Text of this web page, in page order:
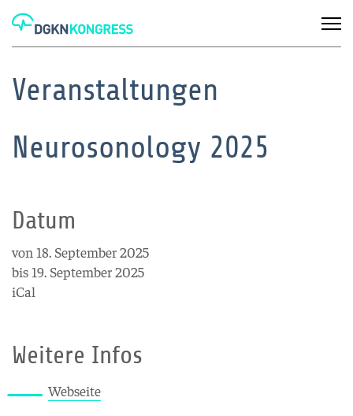
Veranstaltungen
Neurosonology 2025
Datum
von 18. September 2025
bis 19. September 2025
iCal
Weitere Infos
Webseite